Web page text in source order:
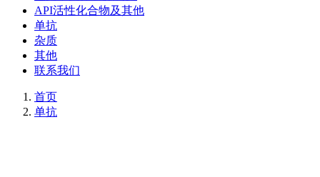
API活性化合物及其他
单抗
杂质
其他
联系我们
首页
单抗